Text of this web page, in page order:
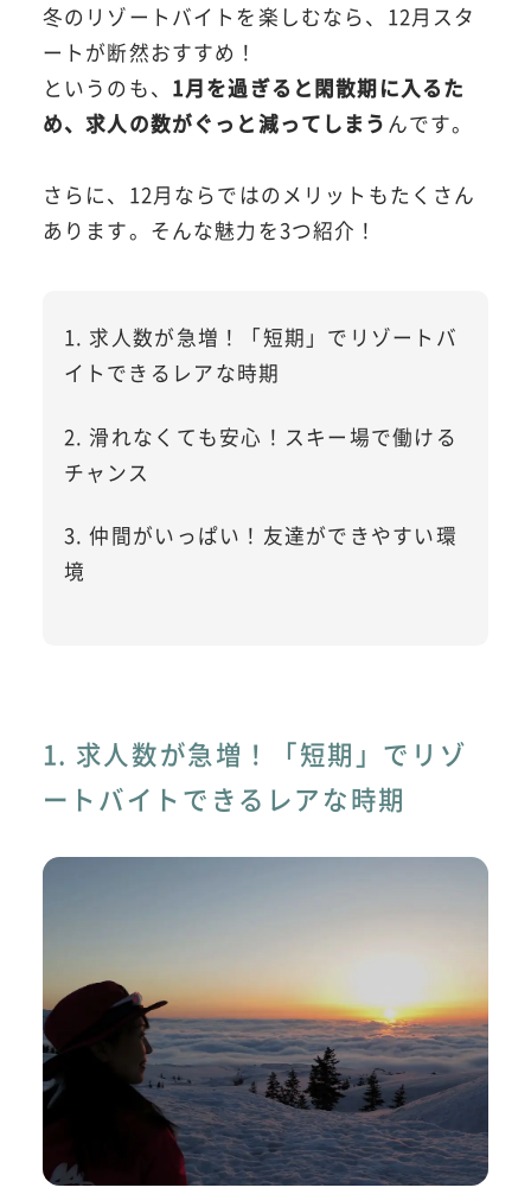
冬のリゾートバイトを楽しむなら、12月スタ
ートが断然おすすめ！
というのも、 1月を過ぎると閑散期に入るた
め、求人の数がぐっと減ってしまう んです。
さらに、12月ならではのメリットもたくさん
あります。そんな魅力を3つ紹介！
1. 求人数が急増！「短期」でリゾートバ
イトできるレアな時期
2. 滑れなくても安心！スキー場で働ける
チャンス
3. 仲間がいっぱい！友達ができやすい環
境
1. 求人数が急増！「短期」でリゾ
ートバイトできるレアな時期